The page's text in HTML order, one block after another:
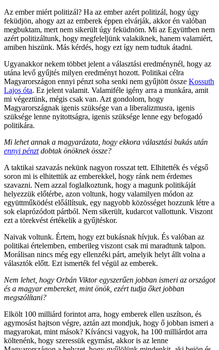
Az ember miért politizál? Ha az ember azért politizál, hogy úgy
feküdjön, ahogy azt az emberek éppen elvárják, akkor én valóban
megbuktam, mert nem sikerült úgy feküdnöm. Mi az Együttben nem
azért politizáltunk, hogy megfeleljünk valakiknek, hanem valamiért,
amiben hiszünk. Más kérdés, hogy ezt így nem tudtuk átadni.
Ugyanakkor nekem többet jelent a választási eredménynél, hogy az
utána levő gyűjtés milyen eredményt hozott. Politikai célra
Magyarországon ennyi pénzt soha senki nem gyűjtött össze Kossuth
Lajos óta. Ez jelent valamit. Valamiféle igény arra a munkára, amit
mi végeztünk, mégis csak van. Azt gondolom, hogy
Magyarországnak igenis szüksége van a liberalizmusra, igenis
szüksége lenne nyitottságra, igenis szüksége lenne egy befogadó
politikára.
Mi lehet annak a magyarázata, hogy ekkora választási bukás után
ennyi pénztdobtak önöknek össze?
A taktikai szavazás nekünk nagyon rosszat tett. Elhitették és végső
soron mi is elhitettük az emberekkel, hogy ránk nem érdemes
szavazni. Nem azzal foglalkoztunk, hogy a magunk politikáját
helyezzük előtérbe, azon voltunk, hogy valamilyen módon az
együttműködést előállítsuk, egy nagyobb közösséget hozzunk létre a
sok elaprózódott pártból. Nem sikerült, kudarcot vallottunk. Viszont
ezt a törekvést értékelik a gyűjtéskor.
Naivak voltunk. Értem, hogy ezt bukásnak hívjuk. És valóban az
politikai értelemben, emberileg viszont csak mi maradtunk talpon.
Morálisan nincs még egy ellenzéki párt, amelyik helyt állt volna a
választók előtt. Ezt ismerték fel végül az emberek.
Nem lehet, hogy Orbán Viktor egyszerűen jobban ismeri az országot
és a magyar embereket, mint önök, ezért tudja őket jobban
megszólítani?
Elkölt 100 milliárd forintot arra, hogy emberek ellen uszítson, és
agymosást hajtson végre, aztán azt mondjuk, hogy ő jobban ismeri a
magyarokat, mint mások? Kíváncsi vagyok, ha 100 milliárdot arra
költenénk, hogy szeressük egymást, akkor is az lenne